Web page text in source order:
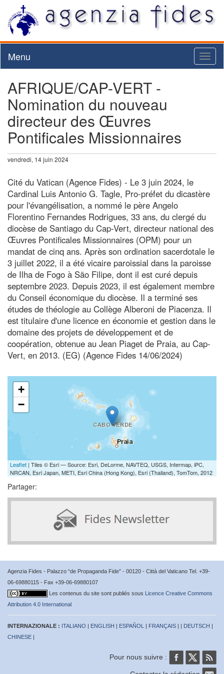
Menu
AFRIQUE/CAP-VERT -
Nomination du nouveau
directeur des Œuvres
Pontificales Missionnaires
vendredi, 14 juin 2024
Cité du Vatican (Agence Fides) - Le 3 juin 2024, le
Cardinal Luis Antonio G. Tagle, Pro-préfet du dicastère
pour l'évangélisation, a nommé le père Angelo
Florentino Fernandes Rodrigues, 33 ans, du clergé du
diocèse de Santiago du Cap-Vert, directeur national des
Œuvres Pontificales Missionnaires (OPM) pour un
mandat de cinq ans. Après son ordination sacerdotale le
3 juillet 2022, il a été vicaire paroissial dans la paroisse
de Ilha de Fogo à São Filipe, dont il est curé depuis
septembre 2023. Depuis 2023, il est également membre
du Conseil économique du diocèse. Il a terminé ses
études de théologie au Collège Alberoni de Piacenza. Il
est titulaire d'une licence en économie et gestion dans le
domaine des projets de développement et de
coopération, obtenue au Jean Piaget de Praia, au Cap-
Vert, en 2013. (EG) (Agence Fides 14/06/2024)
+
−
Leaflet | Tiles © Esri — Source: Esri, DeLorme, NAVTEQ, USGS, Intermap, iPC,
NRCAN, Esri Japan, METI, Esri China (Hong Kong), Esri (Thailand), TomTom, 2012
Partager:
Agenzia Fides - Palazzo “de Propaganda Fide” - 00120 - Città del Vaticano Tel. +39-
06-69880115 - Fax +39-06-69880107
Les contenus du site sont publiés sous Licence Creative Commons
Attribution 4.0 International
INTERNAZIONALE : ITALIANO | ENGLISH | ESPAÑOL | FRANÇAIS | | DEUTSCH |
CHINESE |
Pour nous suivre :